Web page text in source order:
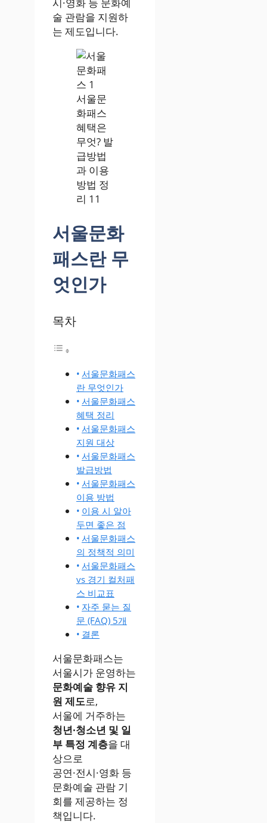
술 관람을 지원하
는 제도입니다.
서울문
화패스
혜택은
무엇? 발
급방법
과 이용
방법 정
리 11
서울문화
패스란 무
엇인가
목차
서울문화패스
란 무엇인가
서울문화패스
혜택 정리
서울문화패스
지원 대상
서울문화패스
발급방법
서울문화패스
이용 방법
이용 시 알아
두면 좋은 점
서울문화패스
의 정책적 의미
서울문화패스
vs 경기 컬처패
스 비교표
자주 묻는 질
문 (FAQ) 5개
결론
서울문화패스는
서울시가 운영하는
문화예술 향유 지
원 제도로,
서울에 거주하는
청년·청소년 및 일
부 특정 계층을 대
상으로
공연·전시·영화 등
문화예술 관람 기
회를 제공하는 정
책입니다.